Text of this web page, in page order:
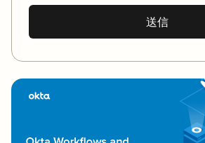
送信